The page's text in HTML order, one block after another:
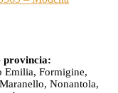
provincia:
Emilia, Formigine,
Nonantola,